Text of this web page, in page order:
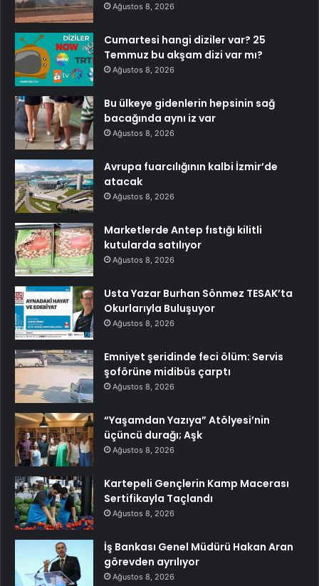
Ağustos 8, 2026
Cumartesi hangi diziler var? 25
Temmuz bu akşam dizi var mı?
Ağustos 8, 2026
Bu ülkeye gidenlerin hepsinin sağ
bacağında aynı iz var
Ağustos 8, 2026
Avrupa fuarcılığının kalbi İzmir’de
atacak
Ağustos 8, 2026
Marketlerde Antep fıstığı kilitli
kutularda satılıyor
Ağustos 8, 2026
Usta Yazar Burhan Sönmez TESAK’ta
Okurlarıyla Buluşuyor
Ağustos 8, 2026
Emniyet şeridinde feci ölüm: Servis
şoförüne midibüs çarptı
Ağustos 8, 2026
“Yaşamdan Yazıya” Atölyesi’nin
üçüncü durağı; Aşk
Ağustos 8, 2026
Kartepeli Gençlerin Kamp Macerası
Sertifikayla Taçlandı
Ağustos 8, 2026
İş Bankası Genel Müdürü Hakan Aran
görevden ayrılıyor
Ağustos 8, 2026